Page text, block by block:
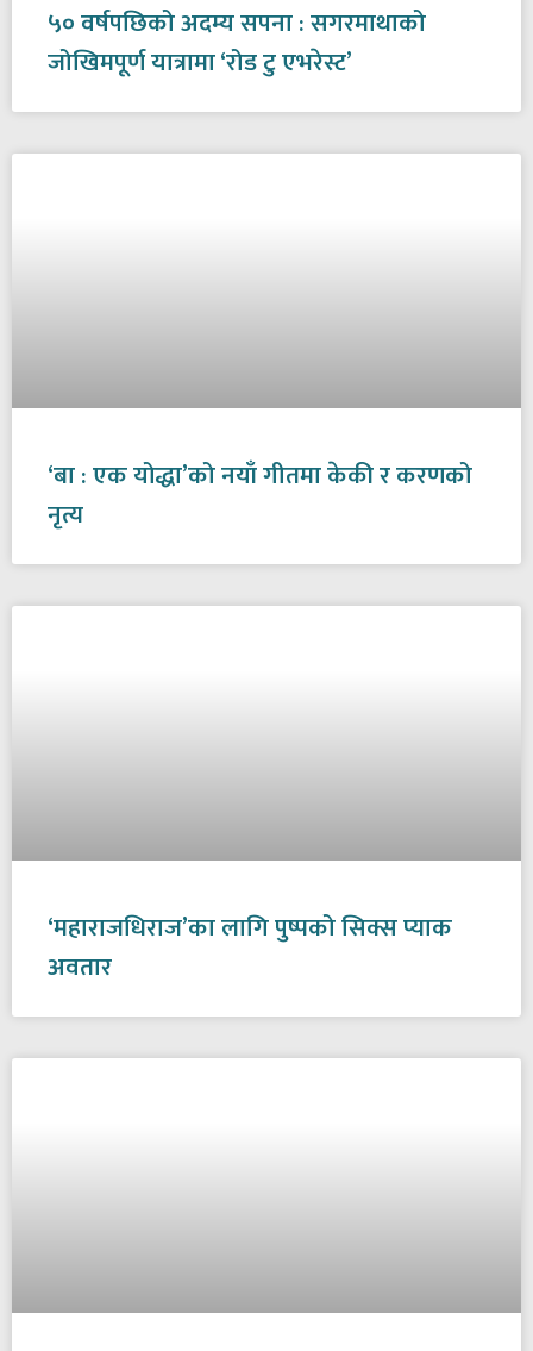
५० वर्षपछिको अदम्य सपना : सगरमाथाको
जोखिमपूर्ण यात्रामा ‘रोड टु एभरेस्ट’
‘बा : एक योद्धा’को नयाँ गीतमा केकी र करणको
नृत्य
‘महाराजधिराज’का लागि पुष्पको सिक्स प्याक
अवतार